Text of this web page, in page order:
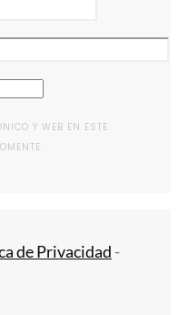
Y WEB EN ESTE
de Privacidad -